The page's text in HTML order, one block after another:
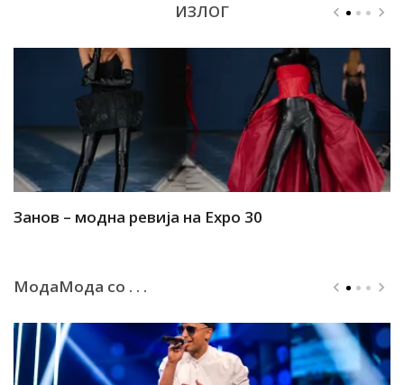
ИЗЛОГ
Занов – модна ревија на Expo 30
МодаМода со . . .